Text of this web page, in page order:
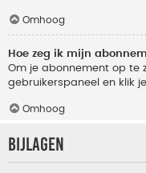
Omhoog
Hoe zeg ik mijn
Om je abonnement op te
gebruikerspaneel en klik
Omhoog
Bijlagen